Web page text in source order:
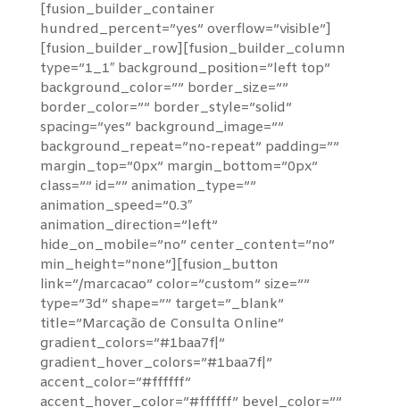
[fusion_builder_container
hundred_percent=”yes” overflow=”visible”]
[fusion_builder_row][fusion_builder_column
type=”1_1″ background_position=”left top”
background_color=”” border_size=””
border_color=”” border_style=”solid”
spacing=”yes” background_image=””
background_repeat=”no-repeat” padding=””
margin_top=”0px” margin_bottom=”0px”
class=”” id=”” animation_type=””
animation_speed=”0.3″
animation_direction=”left”
hide_on_mobile=”no” center_content=”no”
min_height=”none”][fusion_button
link=”/marcacao” color=”custom” size=””
type=”3d” shape=”” target=”_blank”
title=”Marcação de Consulta Online”
gradient_colors=”#1baa7f|”
gradient_hover_colors=”#1baa7f|”
accent_color=”#ffffff”
accent_hover_color=”#ffffff” bevel_color=””